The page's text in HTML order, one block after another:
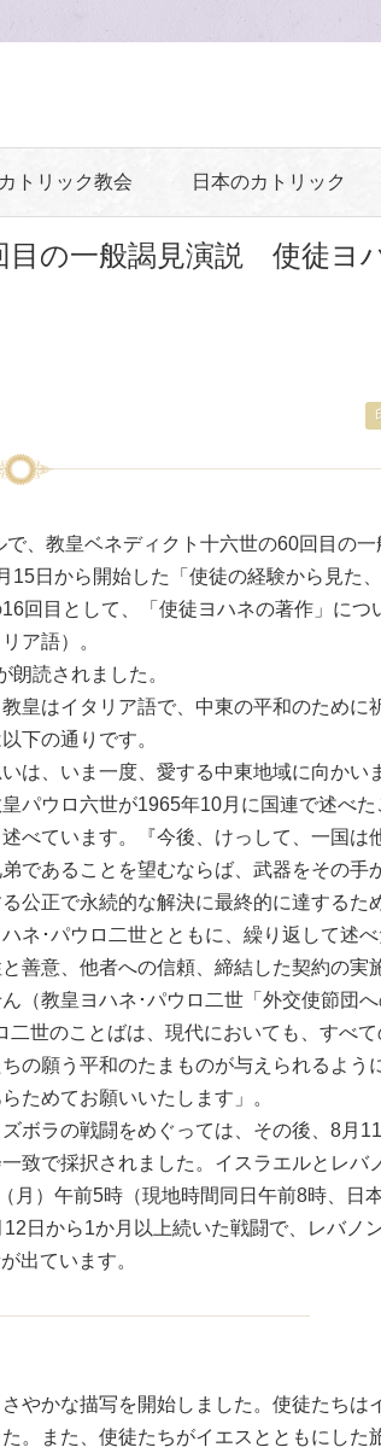
カトリック教会 日本のカトリック
目の一般謁見演説 使徒ヨ
、教皇ベネディクト十六世の60回目の一
日から開始した「使徒の経験から見た
回目として、「使徒ヨハネの著作」につ
ア語）。
読されました。
皇はイタリア語で、中東の平和のために
下の通りです。
は、いま一度、愛する中東地域に向かい
パウロ六世が1965年10月に国連で述べた
べています。『今後、けっして、一国は
であることを望むならば、武器をその手
公正で永続的な解決に最終的に達するた
ネ･パウロ二世とともに、繰り返して述べ
善意、他者への信頼、締結した契約の実
（教皇ヨハネ･パウロ二世「外交使節団
世のことばは、現代においても、すべて
の願う平和のたまものが与えられるよう
ためてお願いいたします」。
ボラの戦闘をめぐっては、その後、8月11
致で採択されました。イスラエルとレバ
月）午前5時（現地時間同日午前8時、日
日から1か月以上続いた戦闘で、レバノ
出ています。
やかな描写を開始しました。使徒たちは
。また、使徒たちがイエスとともにした